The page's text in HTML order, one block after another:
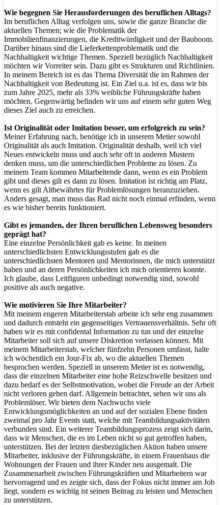
Wie begegnen Sie Herausforderungen des beruflichen Alltags?
Im beruflichen Alltag verfolgen uns, sowie die ganze Branche die
aktuellen Themen; wie die Problematik der
Immobilienfinanzierungen, die Kreditwürdigkeit und der Bauboom.
Darüber hinaus sind die Lieferkettenproblematik und die
Nachhaltigkeit wichtige Themen. Speziell bezüglich Nachhaltigkeit
möchten wir Vorreiter sein. Dazu gibt es Strukturen und Richtlinien.
In meinem Bereich ist es das Thema Diversität die im Rahmen der
Nachhaltigkeit von Bedeutung ist. Ein Ziel u.a. ist es, dass wir bis
zum Jahre 2025, mehr als 33% weibliche Führungskräfte haben
möchten. Gegenwärtig befinden wir uns auf einem sehr guten Weg
dieses Ziel auch zu erreichen.
Ist Originalität oder Imitation besser, um erfolgreich zu sein?
Meiner Erfahrung nach, benötige ich in unserem Metier sowohl
Originalität als auch Imitation. Originalität deshalb, weil ich viel
Neues entwickeln muss und auch sehr oft in anderen Mustern
denken muss, um die unterschiedlichen Probleme zu lösen. Zu
meinem Team kommen Mitarbeitende dann, wenn es ein Problem
gibt und dieses gilt es dann zu lösen. Imitation ist richtig am Platz,
wenn es gilt Altbewährtes für Problemlösungen heranzuziehen.
Anders gesagt, man muss das Rad nicht noch einmal erfinden, wenn
es wie bisher bereits funktioniert.
Gibt es jemanden, der Ihren beruflichen Lebensweg besonders
geprägt hat?
Eine einzelne Persönlichkeit gab es keine. In meinen
unterschiedlichsten Entwicklungsstufen gab es die
unterschiedlichsten Mentoren und Mentorinnen, die mich unterstützt
haben und an deren Persönlichkeiten ich mich orientieren konnte.
Ich glaube, dass Leitfiguren unbedingt notwendig sind, sowohl
positive als auch negative.
Wie motivieren Sie Ihre Mitarbeiter?
Mit meinem engeren Mitarbeiterstab arbeite ich sehr eng zusammen
und dadurch entsteht ein gegenseitiges Vertrauensverhältnis. Sehr oft
haben wir es mit confidental Information zu tun und der einzelne
Mitarbeiter soll sich auf unsere Diskretion verlassen können. Mit
meinem Mitarbeiterstab, welcher fünfzehn Personen umfasst, halte
ich wöchentlich ein Jour-Fix ab, wo die aktuellen Themen
besprochen werden. Speziell in unserem Metier ist es notwendig,
dass die einzelnen Mitarbeiter eine hohe Reizschwelle besitzen und
dazu bedarf es der Selbstmotivation, wobei die Freude an der Arbeit
nicht verloren gehen darf. Allgemein betrachtet, sehen wir uns als
Problemlöser. Wir bieten dem Nachwuchs viele
Entwicklungsmöglichkeiten an und auf der sozialen Ebene finden
zweimal pro Jahr Events statt, welche mit Teambildungsaktivitäten
verbunden sind. Ein weiterer Teambildungsprozess zeigt sich darin,
dass wir Menschen, die es im Leben nicht so gut getroffen haben,
unterstützen. Bei der letzten diesbezüglichen Aktion haben unsere
Mitarbeiter, inklusive der Führungskräfte, in einem Frauenhaus die
Wohnungen der Frauen und ihrer Kinder neu ausgemalt. Die
Zusammenarbeit zwischen Führungskräften und Mitarbeitern war
hervorragend und es zeigte sich, dass der Fokus nicht immer am Job
liegt, sondern es wichtig ist seinen Beitrag zu leisten und Menschen
zu unterstützen.